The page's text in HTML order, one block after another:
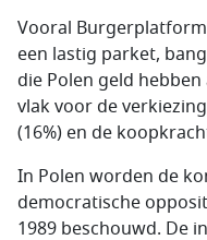
Vooral
een lastig parket,
die Polen geld
vlak voor de
(16%) en de
In Polen worden de
democratische
1989 beschouwd. De